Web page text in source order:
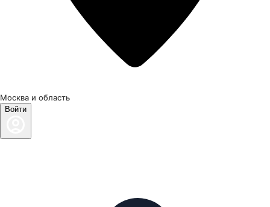
Москва и область
Войти